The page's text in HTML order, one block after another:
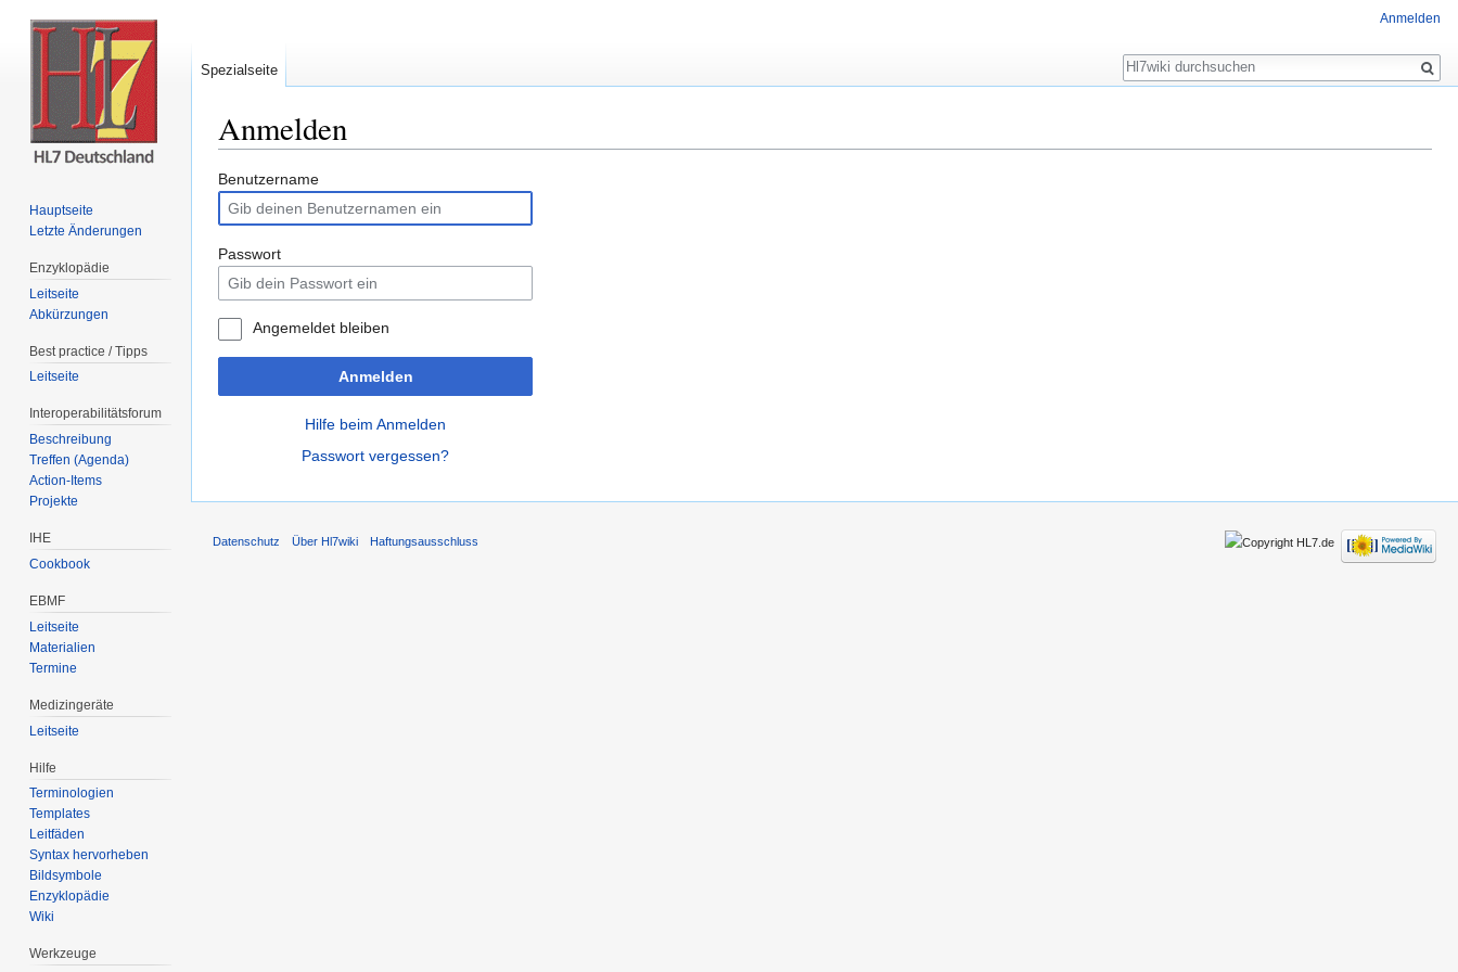
Anmelden
Benutzername
Passwort
Angemeldet bleiben
Anmelden
Hilfe beim Anmelden
Passwort vergessen?
Anmelden
Spezialseite
Suche
Hauptseite
Letzte Änderungen
Enzyklopädie
Leitseite
Abkürzungen
Best practice / Tipps
Leitseite
Interoperabilitätsforum
Beschreibung
Treffen (Agenda)
Action-Items
Projekte
IHE
Cookbook
EBMF
Leitseite
Materialien
Termine
Medizingeräte
Leitseite
Hilfe
Terminologien
Templates
Leitfäden
Syntax hervorheben
Bildsymbole
Enzyklopädie
Wiki
Werkzeuge
Datenschutz Über Hl7wiki Haftungsausschluss